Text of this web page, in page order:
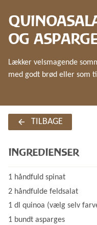
OG
Lækker velsmagende
med godt brød eller som
TILBAGE
INGREDIENSER
1 håndfuld spinat
2 håndfulde feldsalat
1 dl quinoa (vælg selv
1 bundt asparges